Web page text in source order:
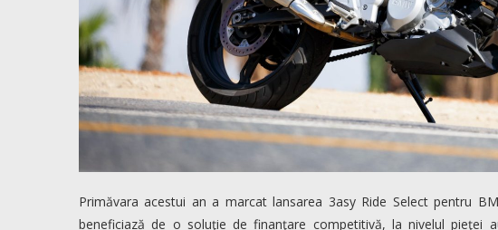
Primăvara acestui an a marcat lansarea 3asy Ride Select pentru
beneficiază de o soluţie de finanţare competitivă, la nivelul pieţei